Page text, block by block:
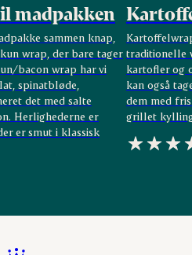
madpakken
sammen knap,
wrap, der bare tager
bacon wrap har vi
spinatbløde,
det med salte
Herlighederne er
er smut i klassisk
traditionelle
kartofler og
kan også
dem med
grillet